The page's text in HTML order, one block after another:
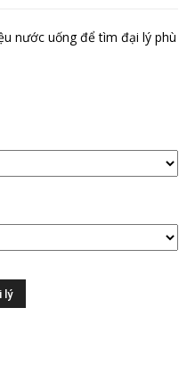
nước uống để tìm đại lý phù